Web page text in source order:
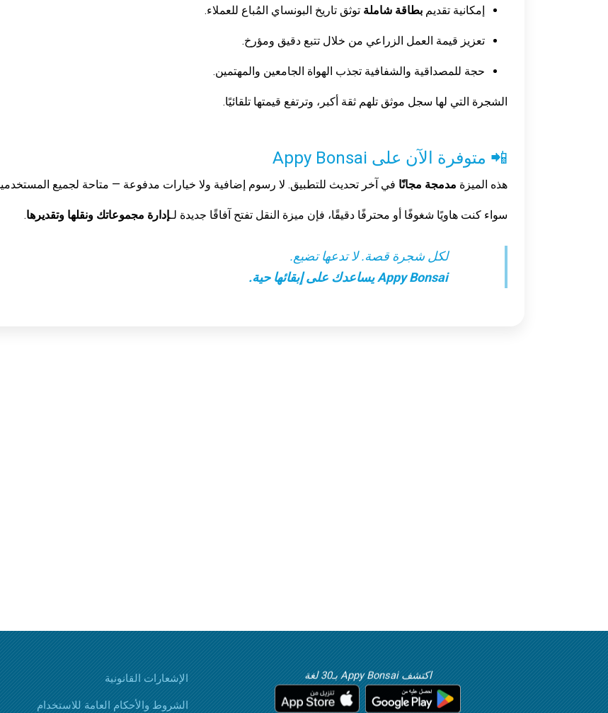
إمكانية تقديم بطاقة شاملة توثق تاريخ البونساي المُباع للعملاء.
تعزيز قيمة العمل الزراعي من خلال تتبع دقيق ومؤرخ.
حجة للمصداقية والشفافية تجذب الهواة الجامعين والمهتمين.
الشجرة التي لها سجل موثق تلهم ثقة أكبر، وترتفع قيمتها تلقائيًا.
📲 متوفرة الآن على Appy Bonsai
هذه الميزة مدمجة مجانًا في آخر تحديث للتطبيق. لا رسوم إضافية ولا خيارات مدفوعة — متاحة لجميع
سواء كنت هاويًا شغوفًا أو محترفًا دقيقًا، فإن ميزة النقل تفتح آفاقًا جديدة لـإدارة مجموعاتك ونقلها وتقديرها.
لكل شجرة قصة. لا تدعها تضيع.
Appy Bonsai يساعدك على إبقائها حية.
اكتشف Appy Bonsai بـ30 لغة الإشعارات القانونية
الشروط والأحكام العامة للاستخدام